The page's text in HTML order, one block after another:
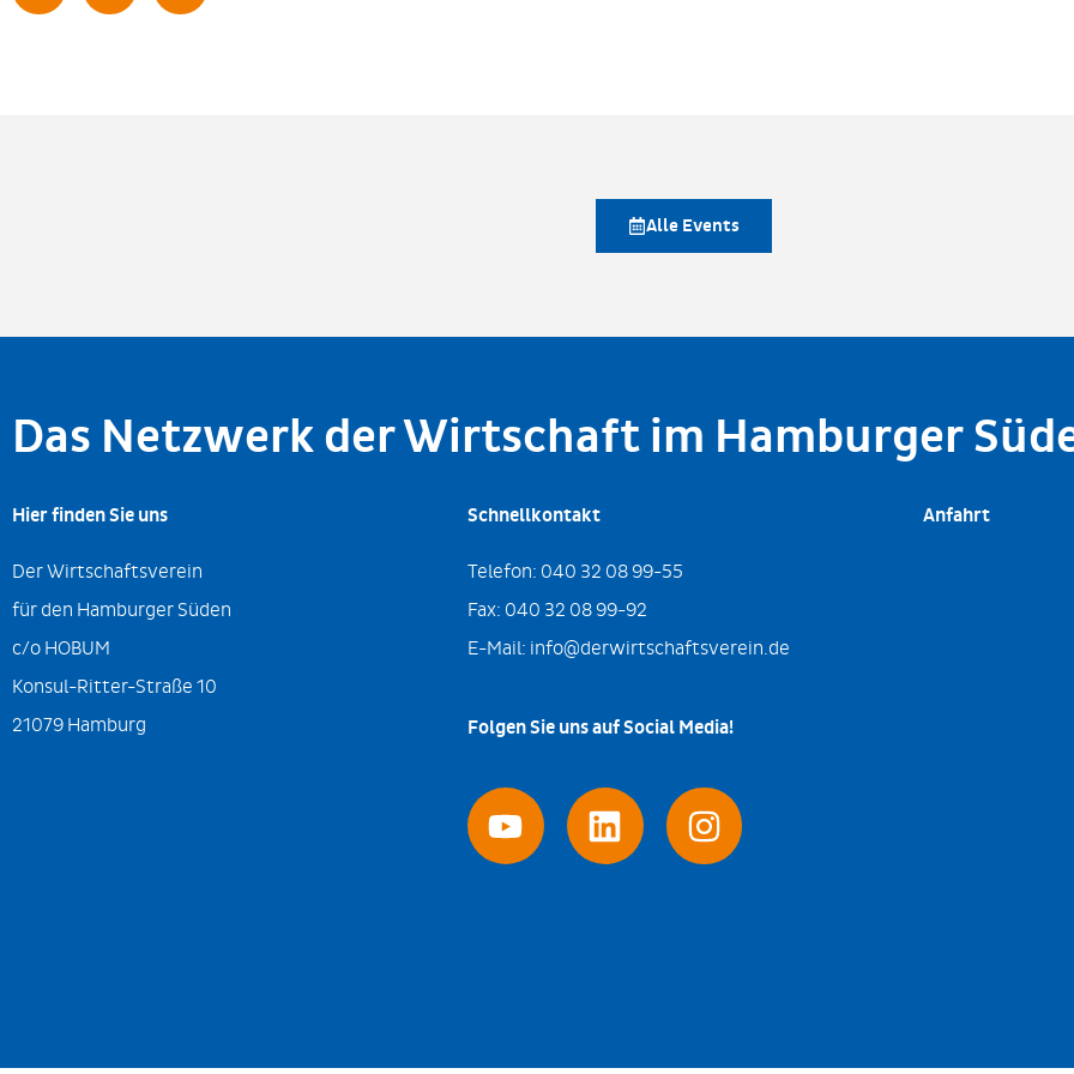
Alle Events
Das Netzwerk der Wirtschaft im Hamburger
Hier finden Sie uns
Der Wirtschaftsverein
für den Hamburger Süden
c/o HOBUM
Konsul-Ritter-Straße 10
21079 Hamburg
Schnellkontakt
Telefon: 040 32 08 99-55
Fax: 040 32 08 99-92
E-Mail: info@derwirtschaftsverein.de
Folgen Sie uns auf Social Media!
Anfahrt